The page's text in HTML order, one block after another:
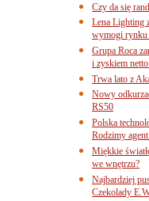
Czy da się
Lena Lighting
wymogi rynku
Grupa Roca
i zyskiem
Trwa lato z
Nowy
RS50
Polska
Rodzimy
Miękkie
we wnętrzu?
Najbardziej
Czekolady